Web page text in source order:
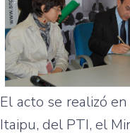
El acto se realizó
Itaipu, del PTI, el